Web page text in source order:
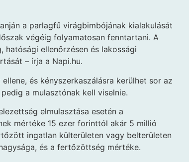
a parlagfű virágbimbójának kialakulását
végéig folyamatosan fenntartani. A
ellenőrzésen és lakossági
– írja a Napi.hu.
és kényszerkaszálásra kerülhet sor az
a mulasztónak kell viselnie.
elmulasztása esetén a
mértéke 15 ezer forinttól akár 5 millió
ingatlan külterületen vagy belterületen
és a fertőzöttség mértéke.